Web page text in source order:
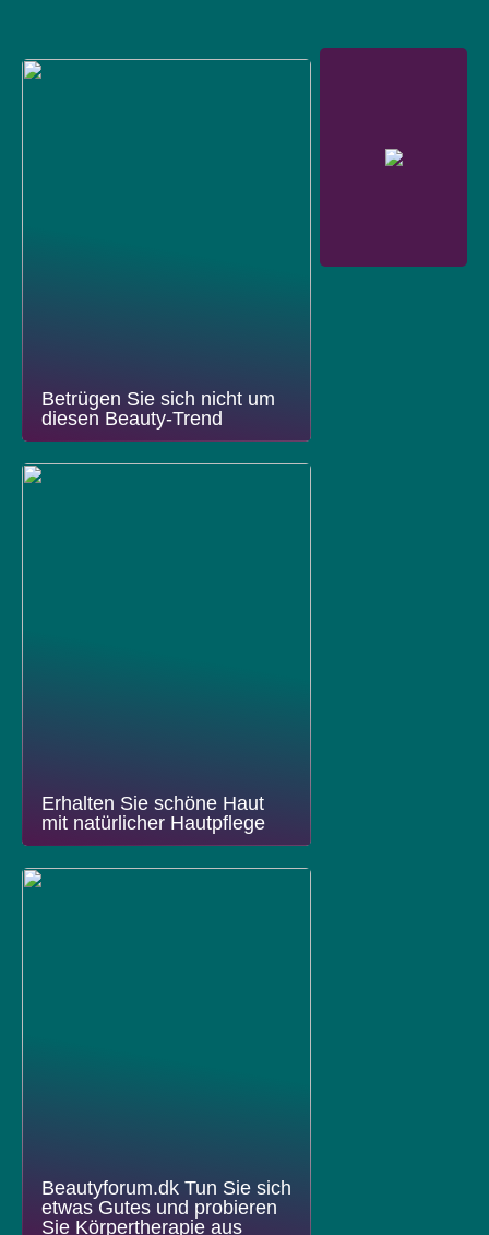
Betrügen Sie sich nicht um
diesen Beauty-Trend
Erhalten Sie schöne Haut
mit natürlicher Hautpflege
Beautyforum.dk Tun Sie sich
etwas Gutes und probieren
Sie Körpertherapie aus